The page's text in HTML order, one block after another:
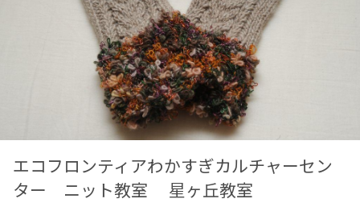
エコフロンティアわかすぎカルチャーセン
ター ニット教室 星ヶ丘教室